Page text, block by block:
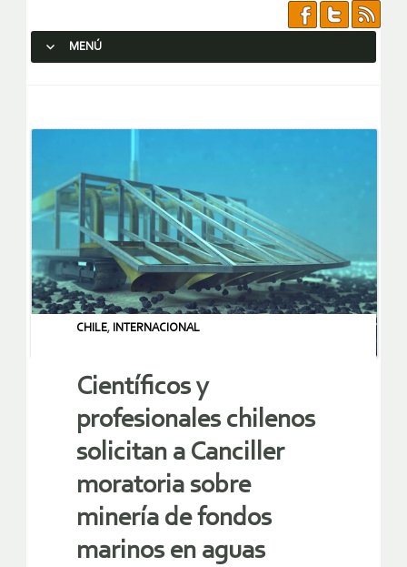
MENÚ
CHILE, INTERNACIONAL
Científicos y
profesionales chilenos
solicitan a Canciller
moratoria sobre
minería de fondos
marinos en aguas